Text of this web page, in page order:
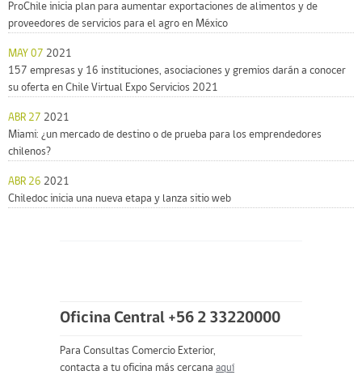
ProChile inicia plan para aumentar exportaciones de alimentos y de
proveedores de servicios para el agro en México
MAY 07 2021
157 empresas y 16 instituciones, asociaciones y gremios darán a conocer
su oferta en Chile Virtual Expo Servicios 2021
ABR 27 2021
Miami: ¿un mercado de destino o de prueba para los emprendedores
chilenos?
ABR 26 2021
Chiledoc inicia una nueva etapa y lanza sitio web
Oficina Central +56 2 33220000
Para Consultas Comercio Exterior,
contacta a tu oficina más cercana aquí